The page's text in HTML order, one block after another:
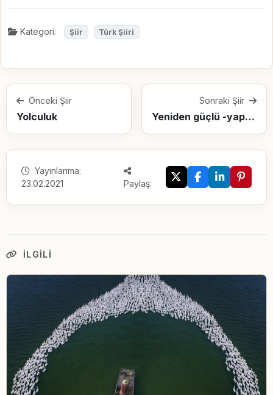
Kategori: Şiir Türk Şiiri
Önceki Şiir
Yolculuk
Sonraki Şiir
Yeniden güçlü -yapabilir- olmak
Yayınlanma:
23.02.2021
Paylaş:
İLGILI